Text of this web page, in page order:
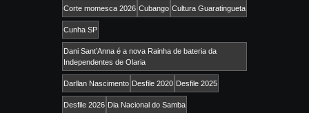
Corte momesca 2026 Cubango Cultura Guaratingueta
Cunha SP
Dani Sant’Anna é a nova Rainha de bateria da
Independentes de Olaria
Darllan Nascimento Desfile 2020 Desfile 2025
Desfile 2026 Dia Nacional do Samba